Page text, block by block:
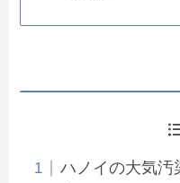
ハノイの大気汚